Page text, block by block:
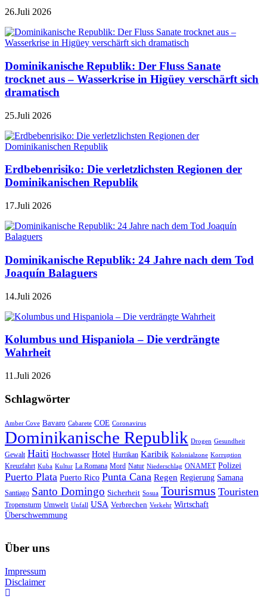
26.Juli 2026
Dominikanische Republik: Der Fluss Sanate
trocknet aus – Wasserkrise in Higüey verschärft sich
dramatisch
25.Juli 2026
Erdbebenrisiko: Die verletzlichsten Regionen der
Dominikanischen Republik
17.Juli 2026
Dominikanische Republik: 24 Jahre nach dem Tod
Joaquín Balaguers
14.Juli 2026
Kolumbus und Hispaniola – Die verdrängte
Wahrheit
11.Juli 2026
Schlagwörter
Amber Cove Bavaro Cabarete COE Coronavirus
Dominikanische Republik Drogen Gesundheit
Gewalt Haiti Hochwasser Hotel Hurrikan Karibik Kolonialzone Korruption
Kreuzfahrt Kuba Kultur La Romana Mord Natur Niederschlag ONAMET Polizei
Puerto Plata Puerto Rico Punta Cana Regen Regierung Samana
Santiago Santo Domingo Sicherheit Sosua Tourismus Touristen
Tropensturm Umwelt Unfall USA Verbrechen Verkehr Wirtschaft
Überschwemmung
Über uns
Impressum
Disclaimer